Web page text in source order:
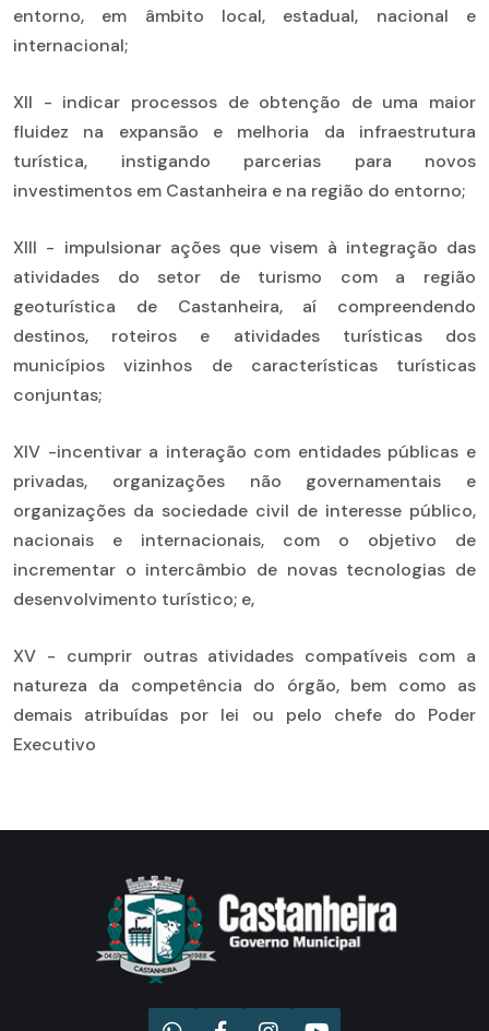
entorno, em âmbito local, estadual, nacional e
internacional;
XII - indicar processos de obtenção de uma maior
fluidez na expansão e melhoria da infraestrutura
turística, instigando parcerias para novos
investimentos em Castanheira e na região do entorno;
XIII - impulsionar ações que visem à integração das
atividades do setor de turismo com a região
geoturística de Castanheira, aí compreendendo
destinos, roteiros e atividades turísticas dos
municípios vizinhos de características turísticas
conjuntas;
XIV -incentivar a interação com entidades públicas e
privadas, organizações não governamentais e
organizações da sociedade civil de interesse público,
nacionais e internacionais, com o objetivo de
incrementar o intercâmbio de novas tecnologias de
desenvolvimento turístico; e,
XV - cumprir outras atividades compatíveis com a
natureza da competência do órgão, bem como as
demais atribuídas por lei ou pelo chefe do Poder
Executivo